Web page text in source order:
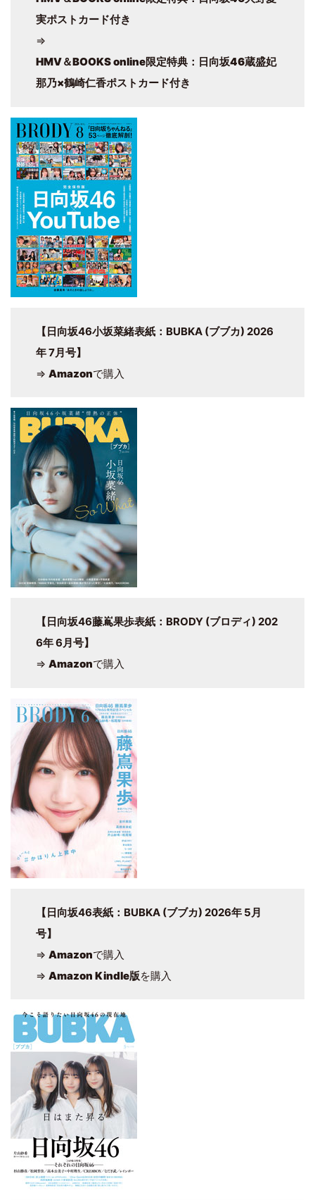
実ポストカード付き
⇒
HMV＆BOOKS online限定特典：日向坂46蔵盛妃
那乃×鶴崎仁香ポストカード付き
【日向坂46小坂菜緒表紙：BUBKA (ブブカ) 2026
年 7月号】
⇒ Amazonで購入
【日向坂46藤嶌果歩表紙：BRODY (ブロディ) 202
6年 6月号】
⇒ Amazonで購入
【日向坂46表紙：BUBKA (ブブカ) 2026年 5月
号】
⇒ Amazonで購入
⇒ Amazon Kindle版を購入